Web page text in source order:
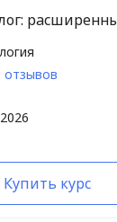
отзывов
Купить курс